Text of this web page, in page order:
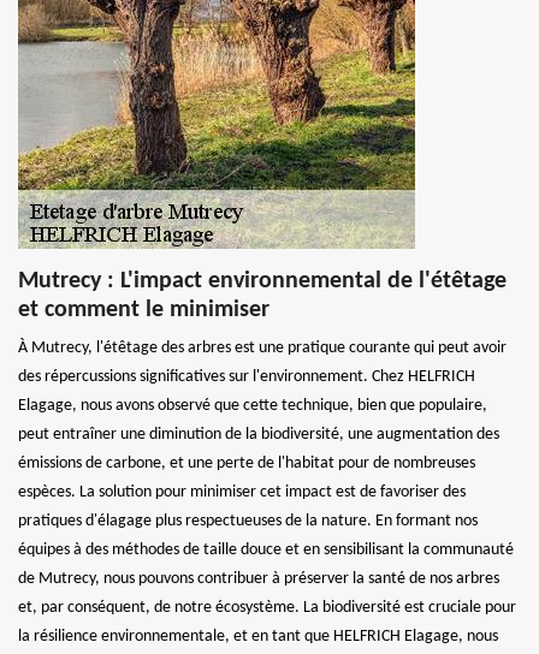
Mutrecy : L'impact environnemental de l'étêtage
et comment le minimiser
À Mutrecy, l'étêtage des arbres est une pratique courante qui peut avoir
des répercussions significatives sur l'environnement. Chez HELFRICH
Elagage, nous avons observé que cette technique, bien que populaire,
peut entraîner une diminution de la biodiversité, une augmentation des
émissions de carbone, et une perte de l'habitat pour de nombreuses
espèces. La solution pour minimiser cet impact est de favoriser des
pratiques d'élagage plus respectueuses de la nature. En formant nos
équipes à des méthodes de taille douce et en sensibilisant la communauté
de Mutrecy, nous pouvons contribuer à préserver la santé de nos arbres
et, par conséquent, de notre écosystème. La biodiversité est cruciale pour
la résilience environnementale, et en tant que HELFRICH Elagage, nous